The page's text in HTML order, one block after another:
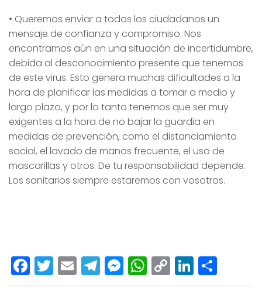
• Queremos enviar a todos los ciudadanos un
mensaje de confianza y compromiso. Nos
encontramos aún en una situación de incertidumbre,
debida al desconocimiento presente que tenemos
de este virus. Esto genera muchas dificultades a la
hora de planificar las medidas a tomar a medio y
largo plazo, y por lo tanto tenemos que ser muy
exigentes a la hora de no bajar la guardia en
medidas de prevención, como el distanciamiento
social, el lavado de manos frecuente, el uso de
mascarillas y otros. De tu responsabilidad depende.
Los sanitarios siempre estaremos con vosotros.
Facebook
Twitter
EmailTelegram
Messenger
WhatsApp
Copy
Link